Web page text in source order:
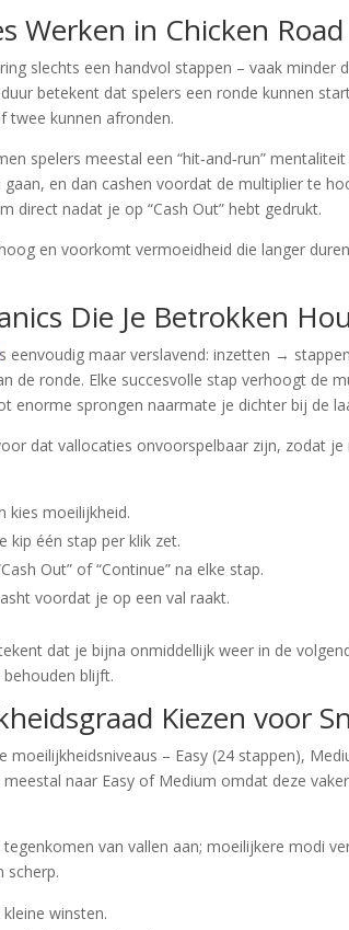
Werken in Chicken Road
slechts een handvol stappen – vaak
betekent dat spelers een ronde kunnen
twee kunnen afronden.
spelers meestal een “hit‑and‑run”
gaan, en dan cashen voordat de multiplier te
direct nadat je op “Cash Out” hebt gedrukt.
en voorkomt vermoeidheid die langer
Die Je Betrokken
eenvoudig maar verslavend: inzetten →
de ronde. Elke succesvolle stap verhoogt de
enorme sprongen naarmate je dichter bij de
dat vallocaties onvoorspelbaar zijn, zodat
kies moeilijkheid.
kip één stap per klik zet.
Out” of “Continue” na elke stap.
voordat je op een val raakt.
dat je bijna onmiddellijk weer in de
blijft.
Kiezen voor
moeilijkheidsniveaus – Easy (24 stappen),
naar Easy of Medium omdat deze
van vallen aan; moeilijkere modi
scherp.
winsten.